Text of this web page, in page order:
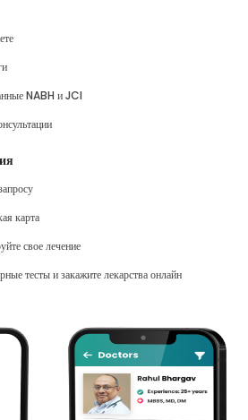
NABH и JCI
карта
свое лечение
тесты и закажите лекарства онлайн